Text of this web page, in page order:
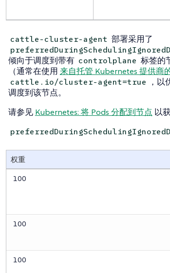
cattle-cluster-agent 部署采用了
倾向于调度到带有 controlplane 标签的
（通常在使用 来自托管 Kubernetes 提供商
cattle.io/cluster-agent=true ，以
调度到该节点。
请参见 Kubernetes: 将 Pods 分配到节点 以
权重
100
100
100